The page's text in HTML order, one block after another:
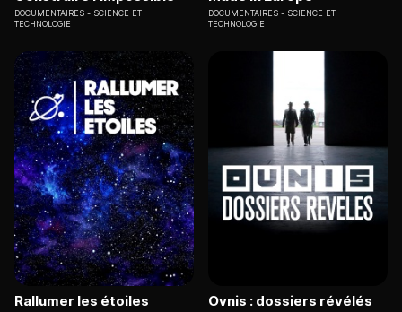
DOCUMENTAIRES
SCIENCE ET
TECHNOLOGIE
DOCUMENTAIRES
SCIENCE ET
TECHNOLOGIE
Rallumer les étoiles Ovnis : dossiers révélés